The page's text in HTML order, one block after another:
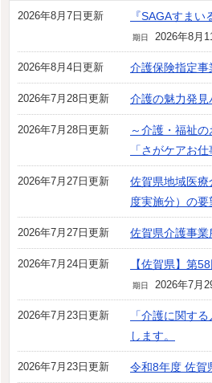
2026年8月7日更新 『SAGAすま
期日 2026年8月
2026年8月4日更新 介護保険指定
2026年7月28日更新 介護の魅力発
2026年7月28日更新
～介護・福祉
「さがケアお
2026年7月27日更新
佐賀県地域医
度実施分）の
2026年7月27日更新 佐賀県介護事
2026年7月24日更新 【佐賀県】第
期日 2026年7月
2026年7月23日更新
「介護に関す
します。
2026年7月23日更新 令和8年度 佐賀